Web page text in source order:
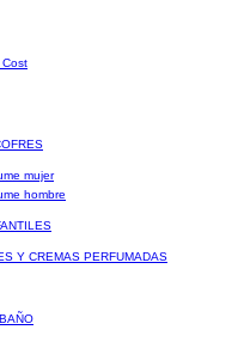
Cost
mujer
hombre
Y CREMAS PERFUMADAS